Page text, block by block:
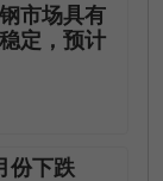
市场具有
定，预计
份下跌